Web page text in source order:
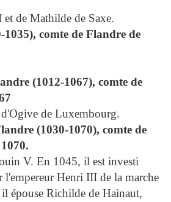
de Mathilde de Saxe.
1035), comte de Flandre de
(1012-1067), comte de
de Luxembourg.
(1030-1070), comte de
V. En 1045, il est investi
l'empereur Henri III de la marche
épouse Richilde de Hainaut,